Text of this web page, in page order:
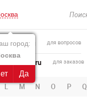
город:
Да
для вопросов
для заказов
L M N O P Q